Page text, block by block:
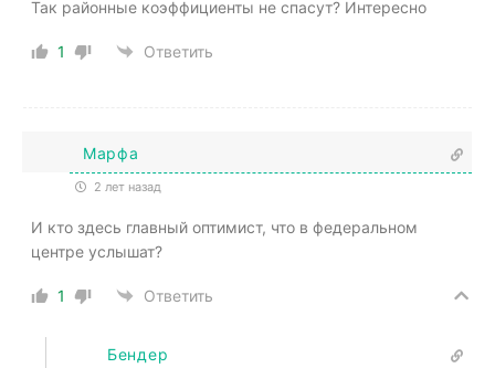
Так районные коэффициенты не спасут? Интересно
1 Ответить
Марфа
2 лет назад
И кто здесь главный оптимист, что в федеральном
центре услышат?
1 Ответить
Бендер